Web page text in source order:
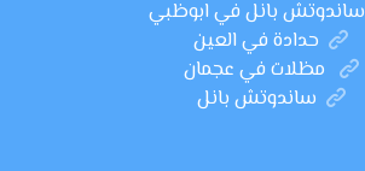
ساندوتش بانل في ابوظبي
حدادة في العين
مظلات في عجمان
ساندوتش بانل